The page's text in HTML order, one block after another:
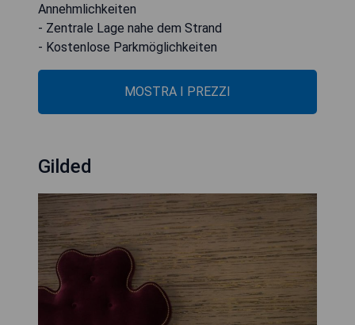
Annehmlichkeiten
- Zentrale Lage nahe dem Strand
- Kostenlose Parkmöglichkeiten
MOSTRA I PREZZI
Gilded